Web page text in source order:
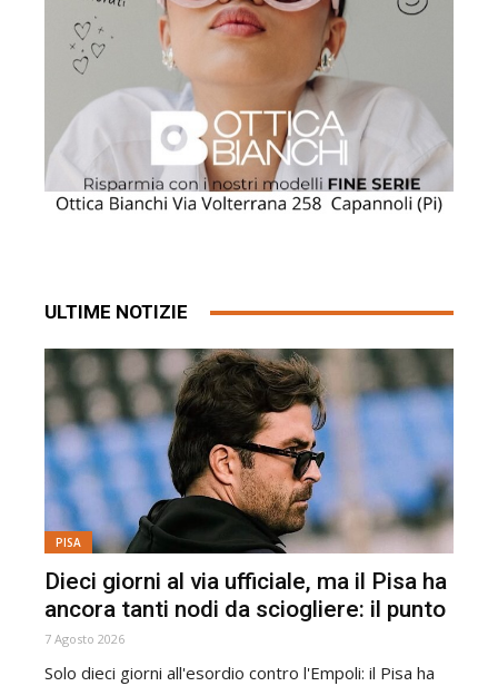
ULTIME NOTIZIE
PISA
Dieci giorni al via ufficiale, ma il Pisa ha
ancora tanti nodi da sciogliere: il punto
7 Agosto 2026
Solo dieci giorni all'esordio contro l'Empoli: il Pisa ha